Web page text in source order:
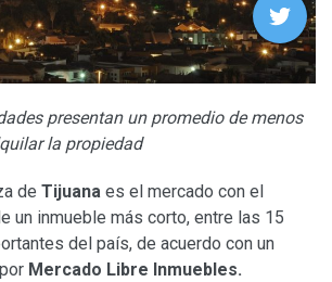
presentan un promedio de menos
la propiedad
de Tijuana es el mercado con el
un inmueble más corto, entre las 15
del país, de acuerdo con un
Mercado Libre Inmuebles.